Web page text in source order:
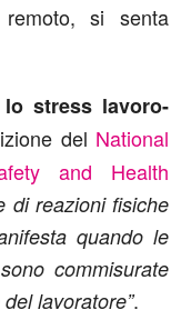
si senta
lo stress lavoro-
del National
and Health
di reazioni fisiche
quando le
commisurate
lavoratore”.